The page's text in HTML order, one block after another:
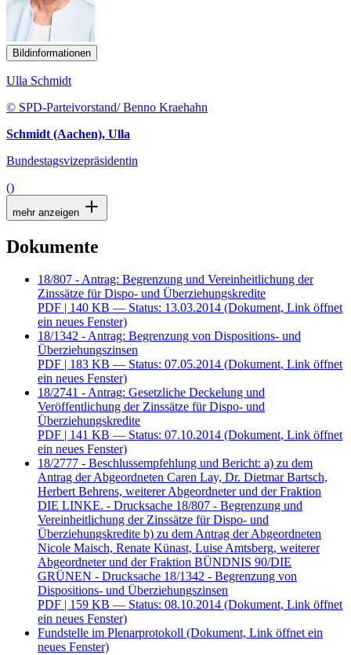
Bildinformationen
Ulla Schmidt
© SPD-Parteivorstand/ Benno Kraehahn
Schmidt (Aachen), Ulla
Bundestagsvizepräsidentin
()
mehr anzeigen
Dokumente
18/807 - Antrag: Begrenzung und Vereinheitlichung der
Zinssätze für Dispo- und Überziehungskredite
PDF | 140 KB — Status: 13.03.2014 (Dokument, Link öffnet
ein neues Fenster)
18/1342 - Antrag: Begrenzung von Dispositions- und
Überziehungszinsen
PDF | 183 KB — Status: 07.05.2014 (Dokument, Link öffnet
ein neues Fenster)
18/2741 - Antrag: Gesetzliche Deckelung und
Veröffentlichung der Zinssätze für Dispo- und
Überziehungskredite
PDF | 141 KB — Status: 07.10.2014 (Dokument, Link öffnet
ein neues Fenster)
18/2777 - Beschlussempfehlung und Bericht: a) zu dem
Antrag der Abgeordneten Caren Lay, Dr. Dietmar Bartsch,
Herbert Behrens, weiterer Abgeordneter und der Fraktion
DIE LINKE. - Drucksache 18/807 - Begrenzung und
Vereinheitlichung der Zinssätze für Dispo- und
Überziehungskredite b) zu dem Antrag der Abgeordneten
Nicole Maisch, Renate Künast, Luise Amtsberg, weiterer
Abgeordneter und der Fraktion BÜNDNIS 90/DIE
GRÜNEN - Drucksache 18/1342 - Begrenzung von
Dispositions- und Überziehungszinsen
PDF | 159 KB — Status: 08.10.2014 (Dokument, Link öffnet
ein neues Fenster)
Fundstelle im Plenarprotokoll (Dokument, Link öffnet ein
neues Fenster)